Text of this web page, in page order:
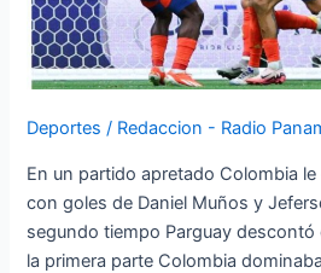
Deportes / Redaccion - Radio
En un partido apretado Colombia le
con goles de Daniel Muños y
segundo tiempo Parguay
la primera parte Colombia
para
la
tricolor